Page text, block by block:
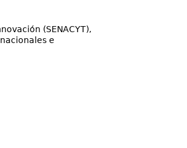
(SENACYT),
e